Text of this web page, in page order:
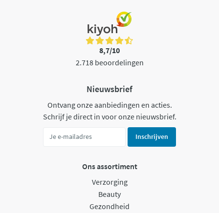
8,7/10
2.718 beoordelingen
Nieuwsbrief
Ontvang onze aanbiedingen en acties.
Schrijf je direct in voor onze nieuwsbrief.
Inschrijven
Ons assortiment
Verzorging
Beauty
Gezondheid